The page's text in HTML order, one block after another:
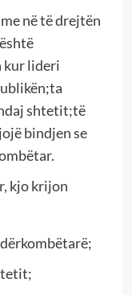
në të drejtën
kur lideri
shtetit;të
bindjen se
kjo krijon